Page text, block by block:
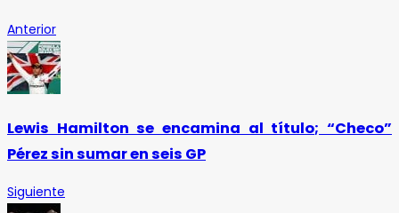
Anterior
Lewis Hamilton se encamina al título; “Checo”
Pérez sin sumar en seis GP
Siguiente